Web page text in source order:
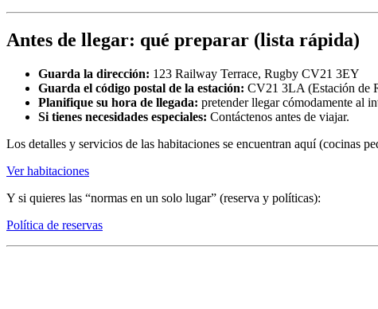
Antes de llegar: qué preparar (lista rápida)
Guarda la dirección: 123 Railway Terrace, Rugby CV21 3EY
Guarda el código postal de la estación: CV21 3LA (Estación de
Planifique su hora de llegada: pretender llegar cómodamente al
Si tienes necesidades especiales: Contáctenos antes de viajar.
Los detalles y servicios de las habitaciones se encuentran aquí (cocinas
Ver habitaciones
Y si quieres las “normas en un solo lugar” (reserva y políticas):
Política de reservas